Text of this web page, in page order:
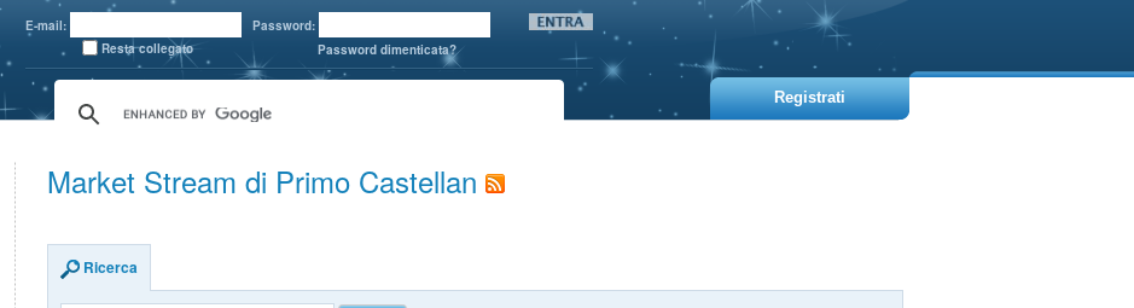
E-mail:
Password:
Resta collegato
Password dimenticata?
Registrati
Market Stream di Primo Castellan
Ricerca